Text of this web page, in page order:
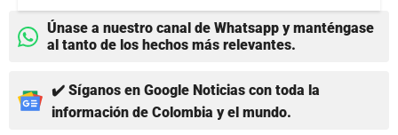
Únase a nuestro canal de Whatsapp y manténgase
al tanto de los hechos más relevantes.
✔️ Síganos en Google Noticias con toda la
información de Colombia y el mundo.